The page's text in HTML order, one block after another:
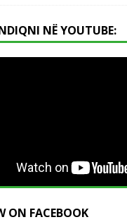
NË YOUTUBE:
ON FACEBOOK